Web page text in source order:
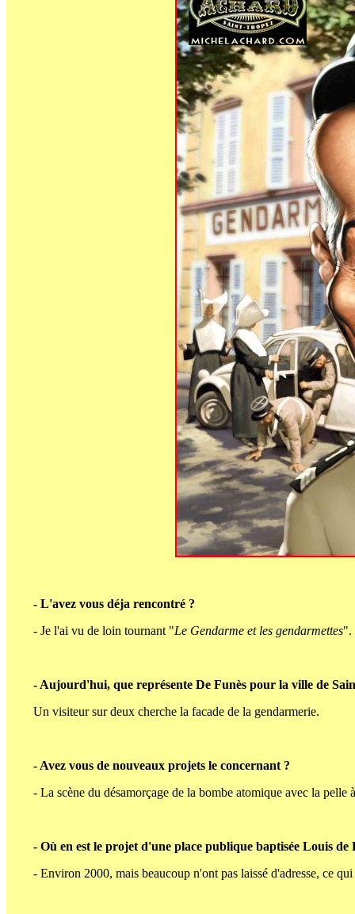
- L'avez vous déja rencontré ?
- Je l'ai vu de loin tournant "Le Gendarme et les gendarmettes".
- Aujourd'hui, que représente De Funès pour la ville de
Un visiteur sur deux cherche la facade de la gendarmerie.
- Avez vous de nouveaux projets le concernant ?
- La scène du désamorçage de la bombe atomique avec la pelle
- Où en est le projet d'une place publique baptisée Louis de
- Environ 2000, mais beaucoup n'ont pas laissé d'adresse, ce